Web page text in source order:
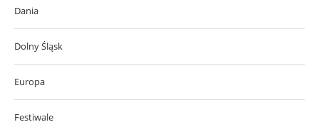
Dania
Dolny Śląsk
Europa
Festiwale